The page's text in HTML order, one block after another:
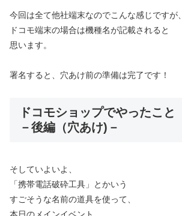
今回は全て他社端末なのでこんな感じですが、
ドコモ端末の場合は機種名が記載されると
思います。
署名すると、穴あけ前の準備は完了です！
ドコモショップでやったこと
－後編（穴あけ)－
そしていよいよ、
「携帯電話破砕工具」とかいう
すごそうな名前の道具を使って、
本日のメインイベント